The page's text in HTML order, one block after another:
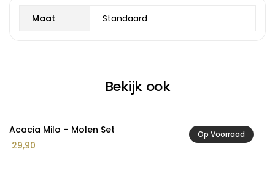
Maat Standaard
Bekijk ook
Op Voorraad
Acacia Milo – Molen Set
29,90